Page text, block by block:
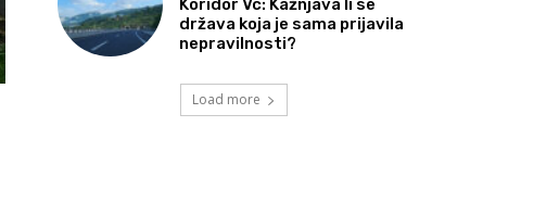
Koridor Vc: Kažnjava li se
država koja je sama prijavila
nepravilnosti?
Load more